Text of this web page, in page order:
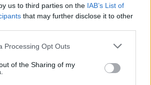
us to third parties on the IAB’s List of
that may further disclose it to other
Processing Opt Outs
of the Sharing of my
位西班牙选手成功杀入四分之一决
好者陶醉，并从与达尔德里的对战中
狂，喜忧参半